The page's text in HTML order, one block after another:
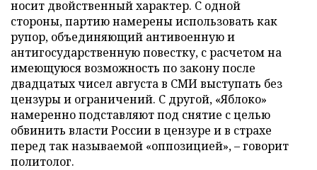
носит двойственный характер. С одной
стороны, партию намерены использовать как
рупор, объединяющий антивоенную и
антигосударственную повестку, с расчетом на
имеющуюся возможность по закону после
двадцатых чисел августа в СМИ выступать без
цензуры и ограничений. С другой, «Яблоко»
намеренно подставляют под снятие с целью
обвинить власти России в цензуре и в страхе
перед так называемой «оппозицией», – говорит
политолог.